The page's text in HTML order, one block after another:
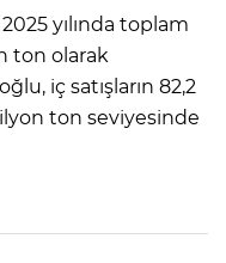
yılında toplam
ton olarak
iç satışların 82,2
ton seviyesinde